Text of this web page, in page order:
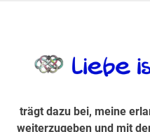
Suche sind,
trägt dazu bei, meine
weiterzugeben und mit